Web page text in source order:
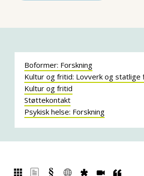
Boformer: Forskning
Kultur og fritid: Lovverk og statlige
Kultur og fritid
Støttekontakt
Psykisk helse: Forskning